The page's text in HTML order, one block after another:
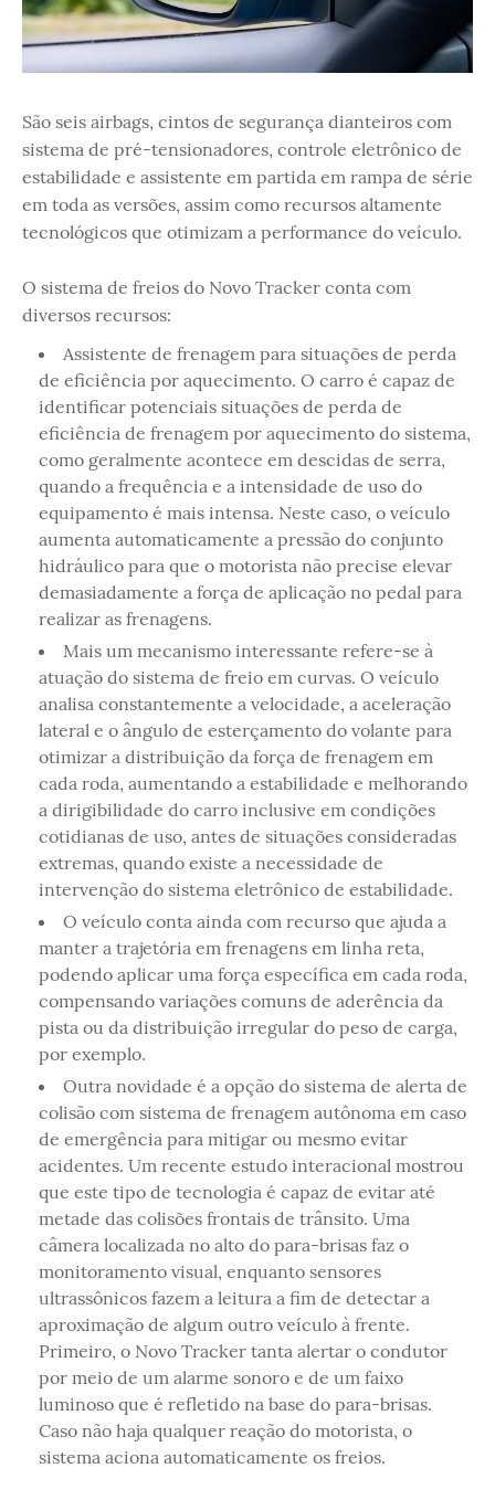
São seis airbags, cintos de segurança dianteiros com
sistema de pré-tensionadores, controle eletrônico de
estabilidade e assistente em partida em rampa de série
em toda as versões, assim como recursos altamente
tecnológicos que otimizam a performance do veículo.
O sistema de freios do Novo Tracker conta com
diversos recursos:
Assistente de frenagem para situações de perda
de eficiência por aquecimento. O carro é capaz de
identificar potenciais situações de perda de
eficiência de frenagem por aquecimento do sistema,
como geralmente acontece em descidas de serra,
quando a frequência e a intensidade de uso do
equipamento é mais intensa. Neste caso, o veículo
aumenta automaticamente a pressão do conjunto
hidráulico para que o motorista não precise elevar
demasiadamente a força de aplicação no pedal para
realizar as frenagens.
Mais um mecanismo interessante refere-se à
atuação do sistema de freio em curvas. O veículo
analisa constantemente a velocidade, a aceleração
lateral e o ângulo de esterçamento do volante para
otimizar a distribuição da força de frenagem em
cada roda, aumentando a estabilidade e melhorando
a dirigibilidade do carro inclusive em condições
cotidianas de uso, antes de situações consideradas
extremas, quando existe a necessidade de
intervenção do sistema eletrônico de estabilidade.
O veículo conta ainda com recurso que ajuda a
manter a trajetória em frenagens em linha reta,
podendo aplicar uma força específica em cada roda,
compensando variações comuns de aderência da
pista ou da distribuição irregular do peso de carga,
por exemplo.
Outra novidade é a opção do sistema de alerta de
colisão com sistema de frenagem autônoma em caso
de emergência para mitigar ou mesmo evitar
acidentes. Um recente estudo interacional mostrou
que este tipo de tecnologia é capaz de evitar até
metade das colisões frontais de trânsito. Uma
câmera localizada no alto do para-brisas faz o
monitoramento visual, enquanto sensores
ultrassônicos fazem a leitura a fim de detectar a
aproximação de algum outro veículo à frente.
Primeiro, o Novo Tracker tanta alertar o condutor
por meio de um alarme sonoro e de um faixo
luminoso que é refletido na base do para-brisas.
Caso não haja qualquer reação do motorista, o
sistema aciona automaticamente os freios.